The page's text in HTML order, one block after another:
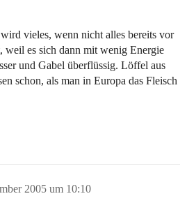
vieles, wenn nicht alles bereits vor
weil es sich dann mit wenig Energie
und Gabel überflüssig. Löffel aus
schon, als man in Europa das Fleisch
2005 um 10:10